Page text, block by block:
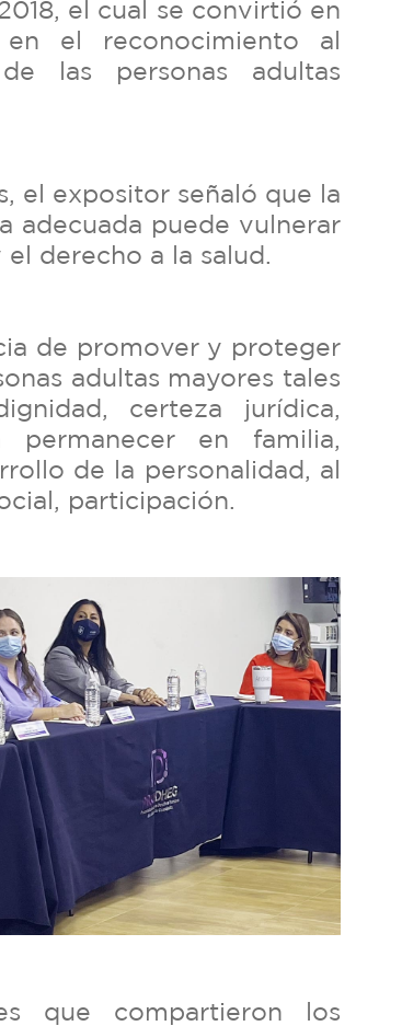
el cual se convirtió en
el reconocimiento al
las personas adultas
el expositor señaló que la
adecuada puede vulnerar
derecho a la salud.
de promover y proteger
adultas mayores tales
certeza jurídica,
permanecer en familia,
de la personalidad, al
participación.
que compartieron los